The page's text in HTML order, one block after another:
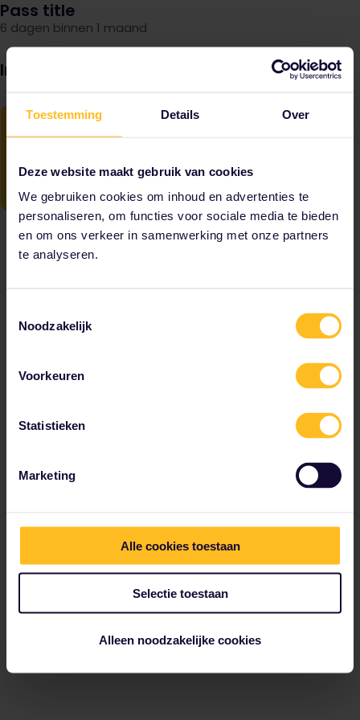
Toestemming Details Over
Deze website maakt gebruik van cookies
We gebruiken cookies om inhoud en advertenties te
personaliseren, om functies voor sociale media te bieden
en om ons verkeer in samenwerking met onze partners
te analyseren.
Noodzakelijk
Voorkeuren
Statistieken
Marketing
Alle cookies toestaan
Selectie toestaan
Alleen noodzakelijke cookies
Pass title
6 dagen binnen 1 maand
Image